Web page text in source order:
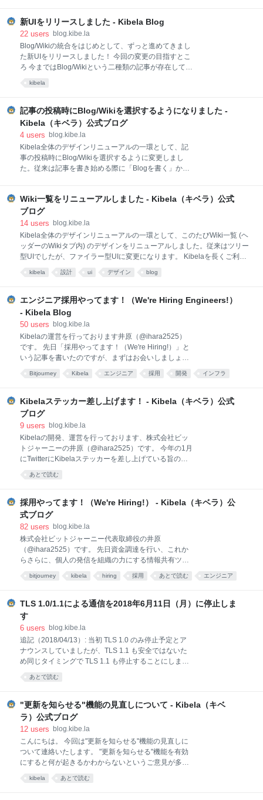
を登録することができます。 Kibelaは記事内にscript
タグを埋め込むことが可能ですが、安全のため外部ス
クリプトの実行は特定のホストのみに制限しています
（リリース時のお知らせ）。 今回はTimeTreeさんか
らご連絡をいただき、「特定のホスト」に
が動作するようになりました。 TwitterやYouTube等も
ビス側で生成される埋め込み用のコードを貼り付ける
こ
新UIをリリースしました - Kibela Blog
22 users blog.kibe.la
Blog/Wikiの統合をはじめとして、ずっと進めてきまし
た新UIをリリースしました！ 今回の変更の目指すとこ
ろ 今まではBlog/Wikiという二種類の記事が存在してい
「Wiki（チーム全員）」とも言えます） その区別があ
ったことがKibelaの一つの特徴でもありましたが、文
書の種類が二つあるためわかりづらい、という問題点
用いただけるツールを目指します。 機能的な主な変更
点 全体的なデザインの見直し 今まで少しずつ全体のデ
ザインの変更をリリースしてきましたが、このリリー
事の種類」を「Blog」「Wiki」から選択していました
が、「編集権限」を「自分の
kibela
記事の投稿時にBlog/Wikiを選択するようになりました -
Kibela（キベラ）公式ブログ
4 users blog.kibe.la
Kibela全体のデザインリニューアルの一環として、記
事の投稿時にBlog/Wikiを選択するように変更しまし
た。従来は記事を書き始める際に「Blogを書く」か
の発信）という2種類の文書がありましたが、これか
ら書くものがBlogなのかWikiなのかを判断することは
難しいと考え、記事を書き始める前ではなく記事を書
いた後にその種類を選択するように変更しました。 ま
た、今回の変更に伴いいくつか機能が追加、変更され
ましたので、ご紹介します。 1. 投稿時に投稿先の
Groupに投稿すべきものを公開Groupに投稿してしま
よび確認を投稿ダイアログ内に移動することで、この
記事がどのG
Wiki一覧をリニューアルしました - Kibela（キベラ）公式
ブログ
14 users blog.kibe.la
Kibela全体のデザインリニューアルの一環として、このたびWiki一覧 (ヘ
ッダーのWikiタブ内) のデザインをリニューアルしました。従来はツリー
型UIでしたが、ファイラー型UIに変更になります。 Kibelaを長くご利用
いただいているチームでは、たくさんのWikiカテゴリが作られているか
と思います。カテゴリが大量にある場合、目的のカテゴリが探しづら
ただいておりました。これらに対応するため、根本から再設計を行った
結果、デザインを大きく変更することにしました。 なお、カテゴリとい
う名称自体も、順次 フォルダ に変更していきます。 またリニューアル
紹介します。 1. フォルダ (カテゴリ) をアーカイブできるようになりまし
た 記事は消したくないが、整理のため一覧か
kibela 設計 ui デザイン blog
エンジニア採用やってます！（We're Hiring Engineers!）
- Kibela Blog
50 users blog.kibe.la
Kibelaの運営を行っております井原（@ihara2525）
です。 先日「採用やってます！（We're Hiring!）」と
いう記事を書いたのですが、まずはお会いしましょう
らいはさすがに出せるんじゃないですか、ということ
ます！ （オフィスのエントランスにあるつくってもら
ったプレート） 職務内容 個人の発信を組織の力にする
情報共有ツール「Kibela」の開発を行います。 PC版
で、モバイルアプリケーションはiOS/Android版、さら
にはデスクトップアプリケーションまで、まだまだあ
りとあらゆる開発が必要です（つまり全然できていな
い）。 そして人数も少ないため、個人がカバーする範
Bitjourney Kibela エンジニア 採用 開発 インフラ
Kibelaステッカー差し上げます！ - Kibela（キベラ）公式
ブログ
9 users blog.kibe.la
Kibelaの開発、運営を行っております、株式会社ビッ
トジャーニーの井原（@ihara2525）です。 今年の1月
にTwitterにKibelaステッカーを差し上げている旨の投
稿をしたところ、結構な反応をいただきまして、ご連
絡をいただいた方には10〜20枚程度ずつステッカーを
ゃいましたら全力で送りつけますので、お気軽にご連
絡ください！ https://t.co/Ipk1YcqGMr— Masahiro
Ihara (@ihara2525) January 16, 2018 （こんなもので
すが定期的に流せば良いんじゃいかということで記事
にしておきます。 改めまして、Kibelaステッカーをご
希望の方にはモリモリ差し上げておりますので、
@ihara2525宛でも弊社メンバー（@mi
あとで読む
採用やってます！（We're Hiring!） - Kibela（キベラ）公
式ブログ
82 users blog.kibe.la
株式会社ビットジャーニー代表取締役の井原
（@ihara2525）です。 先日資金調達を行い、これか
らさらに、個人の発信を組織の力にする情報共有ツー
ル「Kibela」の開発を加速させるにあたり、エンジニ
アに限らず全方位的に人材採用をやりたいです、とい
Hiring!」が良い記事だなと思い、リスペクトしながら
書いています。 以下いろいろと書いていきますが、ま
とめると、「めっちゃ採用をやりたいので、少しでも
もメールでも何かしらの方法でご連絡いただけないで
しょうか」です！ どこへでも伺いますし、よろしけれ
ばオフィスにお越しいただいても構いませんし、ラン
チでも会食でも飲み会でも何でもやります！！ 株式会
bitjourney kibela hiring 採用 あとで読む エンジニア
TLS 1.0/1.1による通信を2018年6月11日（月）に停止しま
す
6 users blog.kibe.la
追記（2018/04/13）: 当初 TLS 1.0 のみ停止予定とア
ナウンスしていましたが、TLS 1.1 も安全ではないた
め同じタイミングで TLS 1.1 も停止することにしまし
た。 いつもKibelaをご利用いただきありがとうござい
ます。表題の件について連絡いたします。 概要 TLS
ます。TLS 1.0 / 1.1 はHTTPSの暗号化に使われるプロ
トコルですが、現在は脆弱性も発見されており安全で
ないといわれています。 影響範囲 Kibelaが推奨する動
め、これらの環境においては影響はありません。 その
他の環境では通信ができなくなる可能性があり、大変
ご迷惑をおかけしますが、安全にサービスをご利用い
ただくための対応であることをご理解いただければと
あとで読む
"更新を知らせる"機能の見直しについて - Kibela（キベ
ラ）公式ブログ
12 users blog.kibe.la
こんにちは。 今回は"更新を知らせる"機能の見直しに
ついて連絡いたします。 "更新を知らせる"機能を有効
にすると何が起きるかわからないというご意見が多か
ったため、今回見直すことにいたしました。 "更新を
知らせる"機能について まずは改めて"更新を知らせ
kibela あとで読む